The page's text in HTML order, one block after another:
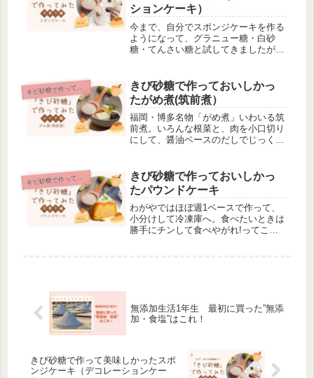
ションケーキ）
今まで、自分でスポンジケーキを作る
ようになって、グラニュー糖・白砂
糖・てんさい糖と試してきましたが、
にならない。それに生クリームやフル
ーツでデコレーションするから少々の
茶色...
キビ砂糖で作っておいしかった〇〇
きび砂糖で作っておいしかっ
たがめ煮(筑前煮）
福岡・博多名物「がめ煮」いわいる筑
前煮。いろんな根菜と、肉を小口切り
にして、醤油ベースのだしでじっくり
ます。時短で、しかも食材が柔らくて
食べやすくなります。”がめ煮”冬は
特...
キビ砂糖で作っておいしかった〇〇
きび砂糖で作っておいしかっ
たパウンドケーキ
わがやではほぼ週1ペースで作って、
小分けして冷凍庫へ。食べたいときは
勝手にチンして食べやがれ!ってこと
無添加生活1年生 最初に買った”無添
加・食塩”はこれ！
きび砂糖で作って美味しかったスポ
ンジケーキ（デコレーションケー